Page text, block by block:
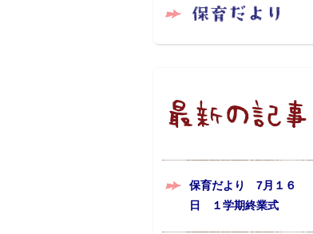
保育だより 7月１６
日 １学期終業式